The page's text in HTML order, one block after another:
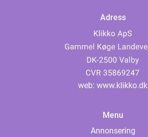
Adress
web: www.klikko.dk
Menu
Annonsering